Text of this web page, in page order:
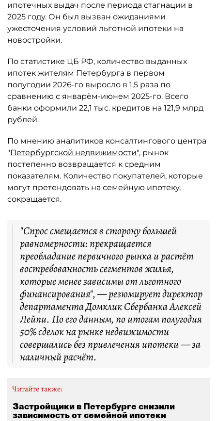
ипотечных выдач после периода стагнации в
2025 году. Он был вызван ожиданиями
ужесточения условий льготной ипотеки на
новостройки.
По статистике ЦБ РФ, количество выданных
ипотек жителям Петербурга в первом
полугодии 2026-го выросло в 1,5 раза по
сравнению с январём-июнем 2025-го. Всего
банки оформили 22,1 тыс. кредитов на 121,9 млрд
рублей.
По мнению аналитиков консалтингового центра
"Петербургской недвижимости", рынок
постепенно возвращается к средним
показателям. Количество покупателей, которые
могут претендовать на семейную ипотеку,
сокращается.
"Спрос смещается в сторону большей
равномерности: прекращается
преобладание первичного рынка и растёт
востребованность сегментов жилья,
которые менее зависимы от льготного
финансирования", — резюмирует директор
департамента Домклик Сбербанка Алексей
Лейпи. По его данным, по итогам полугодия
50% сделок на рынке недвижимости
совершались без привлечения ипотеки — за
наличный расчёт.
Читайте также:
Застройщики в Петербурге снизили
зависимость от семейной ипотеки